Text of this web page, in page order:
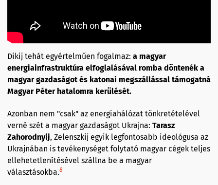
Dikij tehát egyértelműen fogalmaz: a magyar
energiainfrastruktúra elfoglalásával romba döntenék a
magyar gazdaságot és katonai megszállással támogatná
Magyar Péter hatalomra kerülését.
Azonban nem "csak" az energiahálózat tönkretételével
verné szét a magyar gazdaságot Ukrajna: Tarasz
Zahorodnyij, Zelenszkij egyik legfontosabb ideológusa az
Ukrajnában is tevékenységet folytató magyar cégek teljes
ellehetetlenítésével szállna be a magyar
választásokba.8